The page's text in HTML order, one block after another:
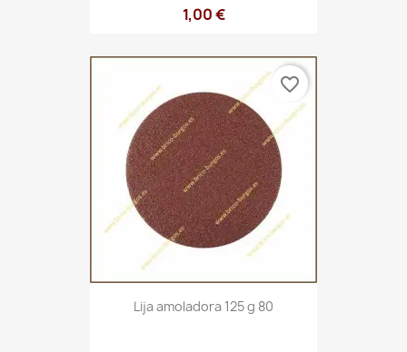
1,00 €
Lija amoladora 125 g 80
favorite_border